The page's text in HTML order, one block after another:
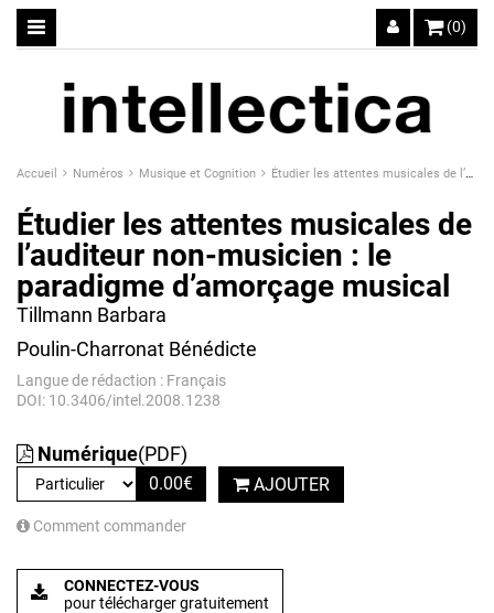
(0)
Accueil Numéros Musique et Cognition Étudier les attentes musicales de l’auditeur non-musicien : le paradigme d’amorçage musical
Étudier les attentes musicales de
l’auditeur non-musicien : le
paradigme d’amorçage musical
Tillmann Barbara
Poulin-Charronat Bénédicte
Langue de rédaction : Français
DOI: 10.3406/intel.2008.1238
Numérique(PDF)
0.00€ AJOUTER
Comment commander
CONNECTEZ-VOUS
pour télécharger gratuitement